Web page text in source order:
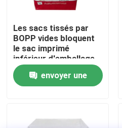
Nouvelles
Demandez une citation
Pp cimentent des sacs
Les sacs tissés par
BOPP vides bloquent
le sac imprimé
inférieur d'emballage
de valve de pp
envoyer une